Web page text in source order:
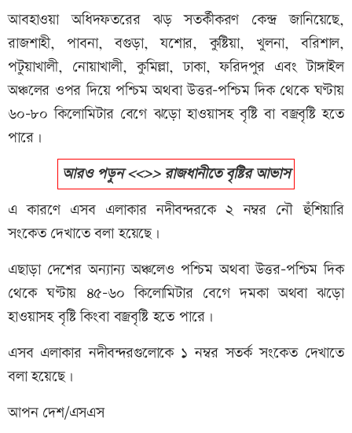
আবহাওয়া অধিদফতরের ঝড় সতর্কীকরণ কেন্দ্র জানিয়েছে,
রাজশাহী, পাবনা, বগুড়া, যশোর, কুষ্টিয়া, খুলনা, বরিশাল,
পটুয়াখালী, নোয়াখালী, কুমিল্লা, ঢাকা, ফরিদপুর এবং টাঙ্গাইল
অঞ্চলের ওপর দিয়ে পশ্চিম অথবা উত্তর-পশ্চিম দিক থেকে ঘণ্টায়
৬০-৮০ কিলোমিটার বেগে ঝড়ো হাওয়াসহ বৃষ্টি বা বজ্রবৃষ্টি হতে
পারে।
আরও পড়ুন <<>> রাজধানীতে বৃষ্টির আভাস
এ কারণে এসব এলাকার নদীবন্দরকে ২ নম্বর নৌ হুঁশিয়ারি
সংকেত দেখাতে বলা হয়েছে।
এছাড়া দেশের অন্যান্য অঞ্চলেও পশ্চিম অথবা উত্তর-পশ্চিম দিক
থেকে ঘণ্টায় ৪৫-৬০ কিলোমিটার বেগে দমকা অথবা ঝড়ো
হাওয়াসহ বৃষ্টি কিংবা বজ্রবৃষ্টি হতে পারে।
এসব এলাকার নদীবন্দরগুলোকে ১ নম্বর সতর্ক সংকেত দেখাতে
বলা হয়েছে।
আপন দেশ/এসএস